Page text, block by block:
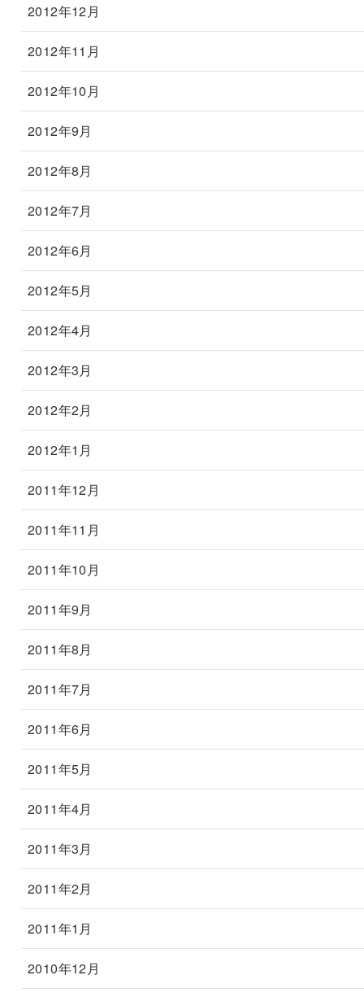
2012年12月
2012年11月
2012年10月
2012年9月
2012年8月
2012年7月
2012年6月
2012年5月
2012年4月
2012年3月
2012年2月
2012年1月
2011年12月
2011年11月
2011年10月
2011年9月
2011年8月
2011年7月
2011年6月
2011年5月
2011年4月
2011年3月
2011年2月
2011年1月
2010年12月